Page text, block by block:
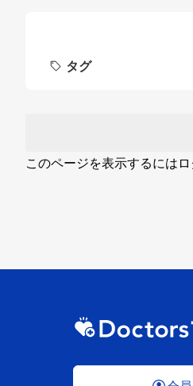
タグ
このページを表示するにはロ